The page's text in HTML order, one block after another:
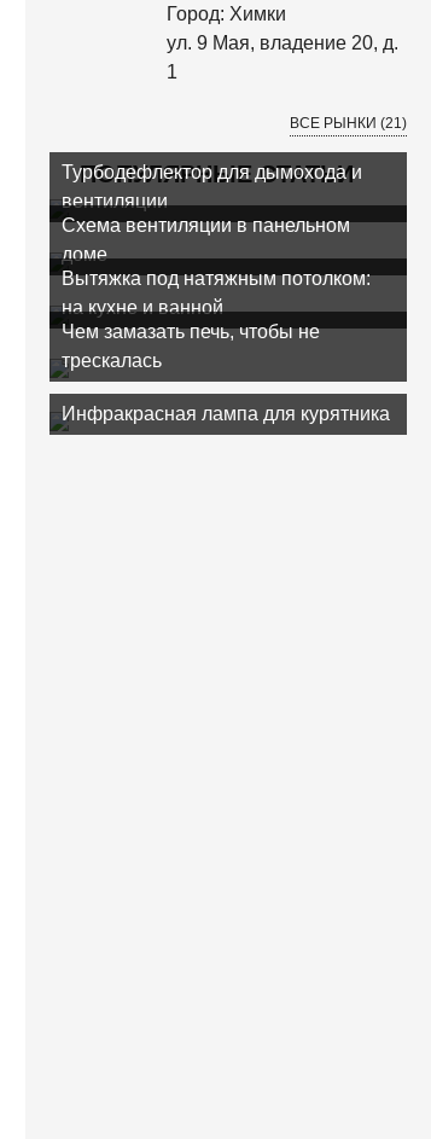
Город: Химки
ул. 9 Мая, владение 20, д.
1
ВСЕ РЫНКИ (21)
ПОПУЛЯРНЫЕ СТАТЬИ
Турбодефлектор для дымохода и
вентиляции
Схема вентиляции в панельном
доме
Вытяжка под натяжным потолком:
на кухне и ванной
Чем замазать печь, чтобы не
трескалась
Инфракрасная лампа для курятника